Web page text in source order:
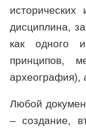
дисциплина,
как одного
принципов,
археография),
Любой
– создание,